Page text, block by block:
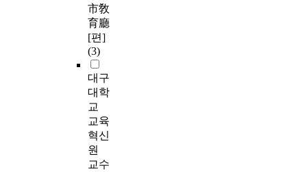
市敎
育廳
[편]
(3)
대구
대학
교
교육
혁신
원
교수